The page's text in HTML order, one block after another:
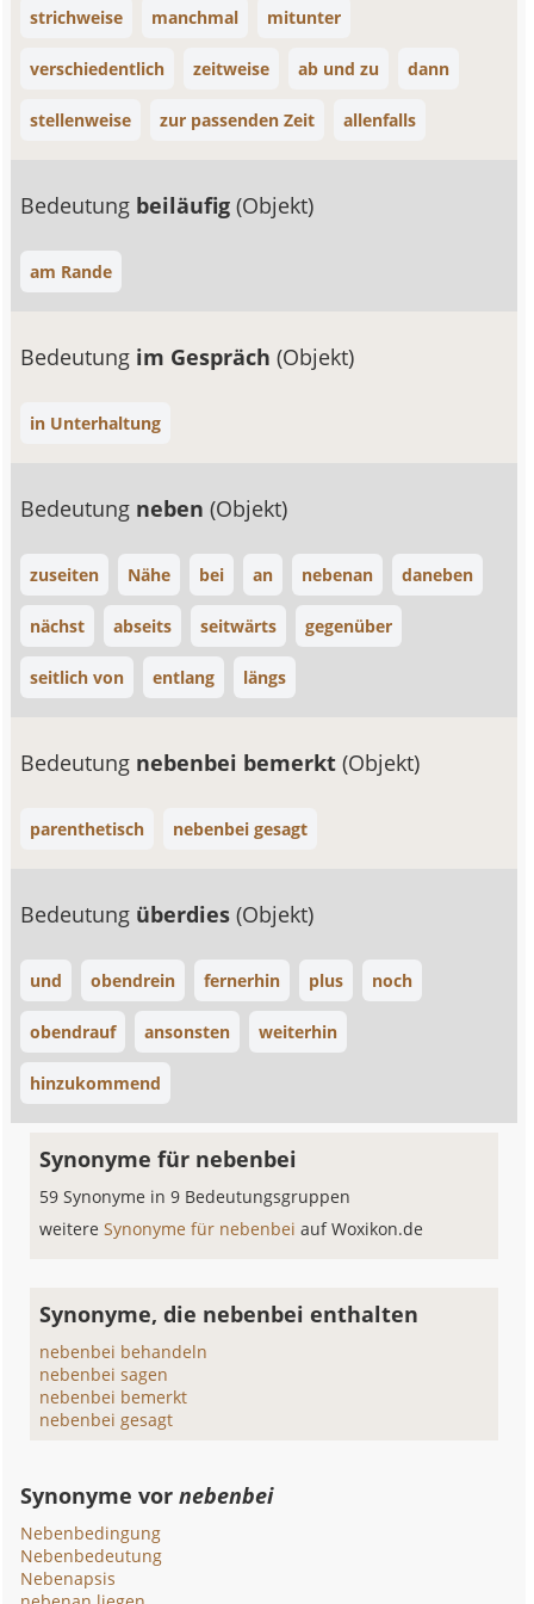
strichweise manchmal mitunter
verschiedentlich zeitweise ab und zu dann
stellenweise zur passenden Zeit allenfalls
Bedeutung beiläufig(Objekt)
am Rande
Bedeutung im Gespräch(Objekt)
in Unterhaltung
Bedeutung neben(Objekt)
zuseiten Nähe bei an nebenan daneben
nächst abseits seitwärts gegenüber
seitlich von entlang längs
Bedeutung nebenbei bemerkt(Objekt)
parenthetisch nebenbei gesagt
Bedeutung überdies(Objekt)
und obendrein fernerhin plus noch
obendrauf ansonsten weiterhin
hinzukommend
Synonyme für nebenbei
59 Synonyme in 9 Bedeutungsgruppen
weitereSynonyme für nebenbeiauf Woxikon.de
Synonyme, die nebenbei enthalten
nebenbei behandeln
nebenbei sagen
nebenbei bemerkt
nebenbei gesagt
Synonyme vornebenbei
Nebenbedingung
Nebenbedeutung
Nebenapsis